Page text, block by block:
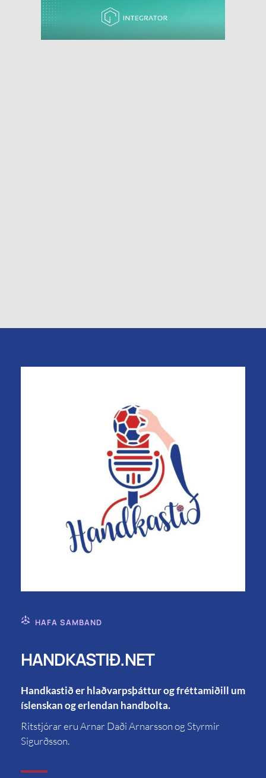
HAFA SAMBAND
HANDKASTIÐ.NET
Handkastið er hlaðvarpsþáttur og fréttamiðill um
íslenskan og erlendan handbolta.
Ritstjórar eru Arnar Daði Arnarsson og Styrmir
Sigurðsson.